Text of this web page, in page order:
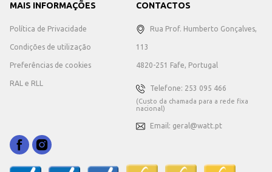
MAIS INFORMAÇÕES
Política de Privacidade
Condições de utilização
Preferências de cookies
RAL e RLL
CONTACTOS
Rua Prof. Humberto Gonçalves,
113
4820-251 Fafe, Portugal
Telefone: 253 095 466
(Custo da chamada para a rede fixa
nacional)
Email: geral@watt.pt